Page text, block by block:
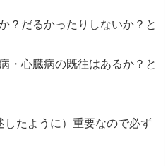
？だるかったりしないか？と
・心臓病の既往はあるか？と
たように）重要なので必ず